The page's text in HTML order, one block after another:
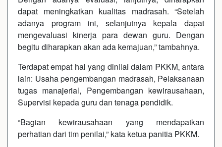
dapat meningkatkan kualitas madrasah. “Setelah
adanya program ini, selanjutnya kepala dapat
mengevaluasi kinerja para dewan guru. Dengan
begitu diharapkan akan ada kemajuan,” tambahnya.
Terdapat empat hal yang dinilai dalam PKKM, antara
lain: Usaha pengembangan madrasah, Pelaksanaan
tugas manajerial, Pengembangan kewirausahaan,
Supervisi kepada guru dan tenaga pendidik.
“Bagian kewirausahaan yang mendapatkan
perhatian dari tim penilai,” kata ketua panitia PKKM.